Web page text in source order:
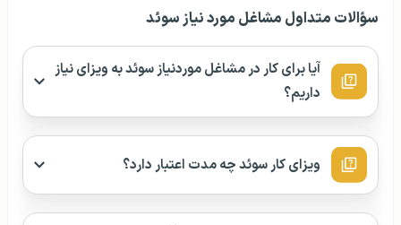
سؤالات متداول مشاغل مورد نیاز سوئد
آیا برای کار در مشاغل موردنیاز سوئد به ویزای نیاز
داریم؟
ویزای کار سوئد چه مدت اعتبار دارد؟